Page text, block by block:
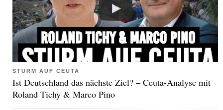
STURM AUF CEUTA
Ist Deutschland das nächste Ziel? – Ceuta-Analyse mit
Roland Tichy & Marco Pino